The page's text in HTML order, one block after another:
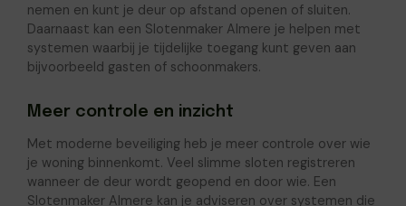
nemen en kunt je deur op afstand openen of sluiten.
Daarnaast kan een Slotenmaker Almere je helpen met
systemen waarbij je tijdelijke toegang kunt geven aan
bijvoorbeeld gasten of schoonmakers.
Meer controle en inzicht
Met moderne beveiliging heb je meer controle over wie
je woning binnenkomt. Veel slimme sloten registreren
wanneer de deur wordt geopend en door wie. Een
Slotenmaker Almere kan je adviseren over systemen die